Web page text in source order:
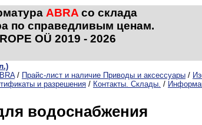
ABRAсо склада
по справедливым ценам.
OÜ 2019 - 2026
/ Прайс-лист и наличие Приводы и аксессуары /
и разрешения / Контакты. Склады. /
водоснабжения